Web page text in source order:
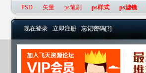
PSD 矢量 ps笔刷 ps样式 ps滤镜
现在登录 立即注册 忘记密码[?]